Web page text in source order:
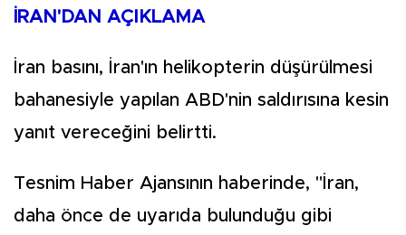
İRAN'DAN AÇIKLAMA
İran basını, İran'ın helikopterin düşürülmesi
bahanesiyle yapılan ABD'nin saldırısına kesin
yanıt vereceğini belirtti.
Tesnim Haber Ajansının haberinde, "İran,
daha önce de uyarıda bulunduğu gibi